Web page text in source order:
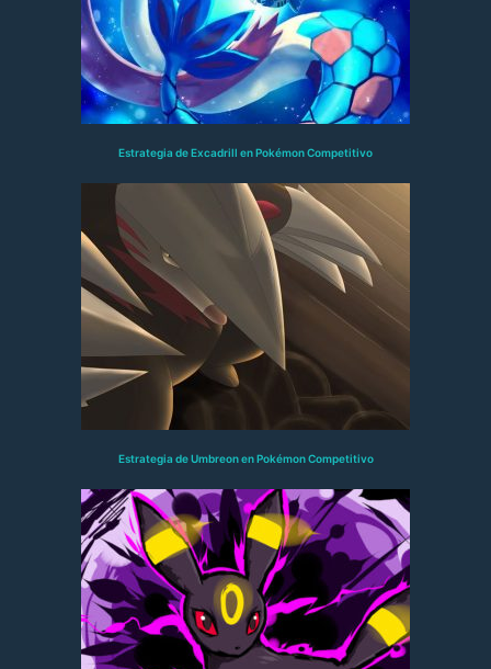
Estrategia de Excadrill en Pokémon Competitivo
Estrategia de Umbreon en Pokémon Competitivo